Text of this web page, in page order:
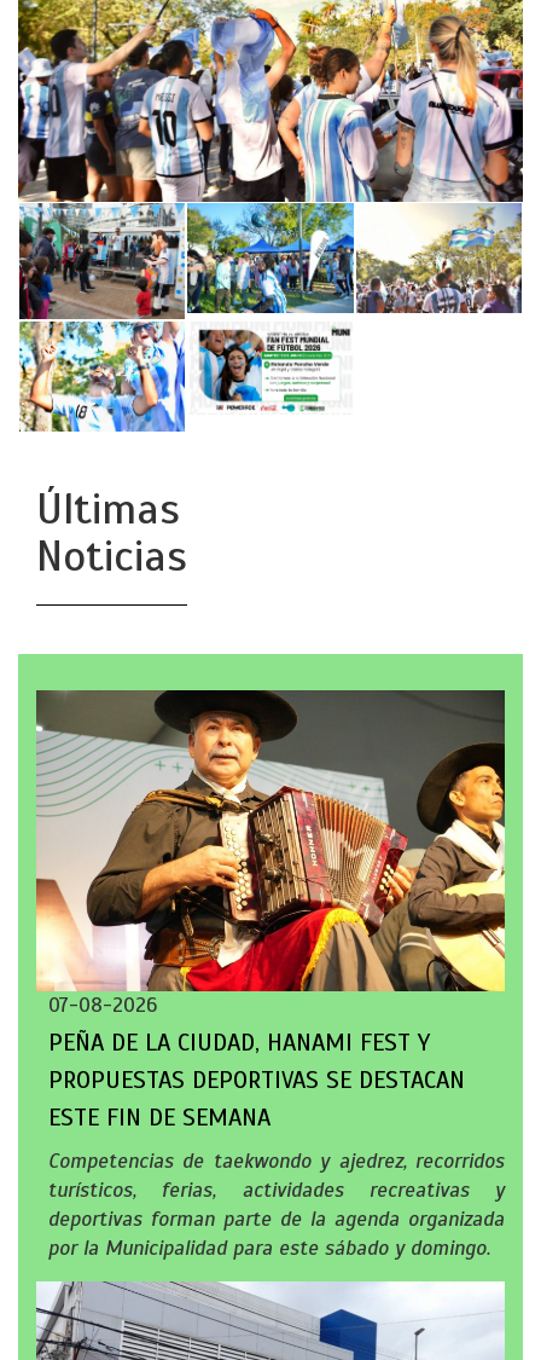
Últimas
Noticias
07-08-2026
PEÑA DE LA CIUDAD, HANAMI FEST Y
PROPUESTAS DEPORTIVAS SE DESTACAN
ESTE FIN DE SEMANA
Competencias de taekwondo y ajedrez, recorridos
turísticos, ferias, actividades recreativas y
deportivas forman parte de la agenda organizada
por la Municipalidad para este sábado y domingo.